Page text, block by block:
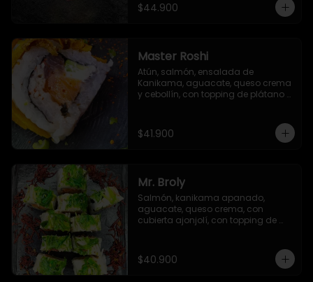
$44.900
Master Roshi
Atún, salmón, ensalada de
Kanikama, aguacate, queso crema
y cebollín, con topping de plátano
$41.900
Mr. Broly
Salmón, kanikama apanado,
aguacate, queso crema, con
cubierta ajonjolí, con topping de
$40.900